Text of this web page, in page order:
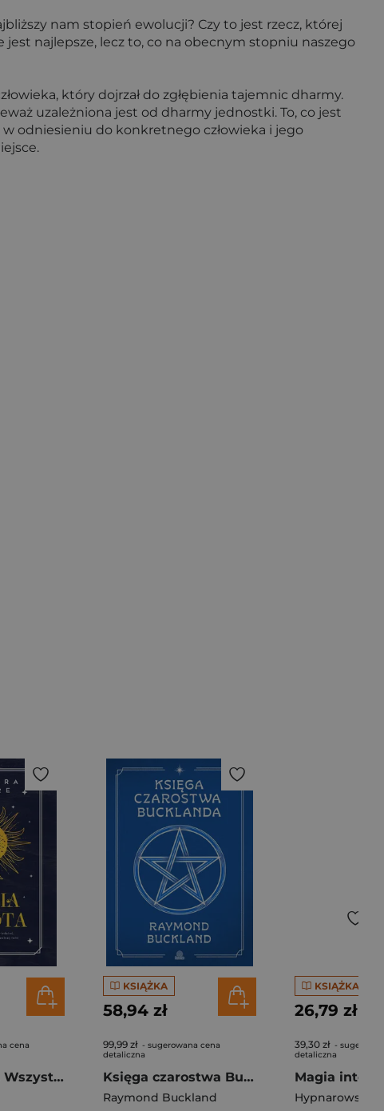
nam stopień ewolucji? Czy to jest rzecz, której
najlepsze, lecz to, co na obecnym stopniu naszego
który dojrzał do zgłębienia tajemnic dharmy.
uzależniona jest od dharmy jednostki. To, co jest
odniesieniu do konkretnego człowieka i jego
cena
Magia tarota. Wszystko, co musisz wiedzieć, aby zrobić odczyt z dowolnej talii wyd. 2026
KSIĄŻKA
58,94 zł
99,99 zł - sugerowana cena
detaliczna
Księga czarostwa Bucklanda
Raymond Buckland
KSIĄŻKA
26,79 zł
39,30 zł -
detaliczna
Hypnarowski